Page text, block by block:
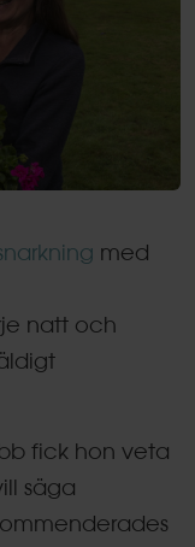
med
natt och
fick hon veta
säga